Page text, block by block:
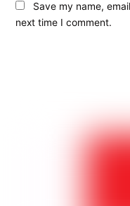
Save my name,
next time I comment.